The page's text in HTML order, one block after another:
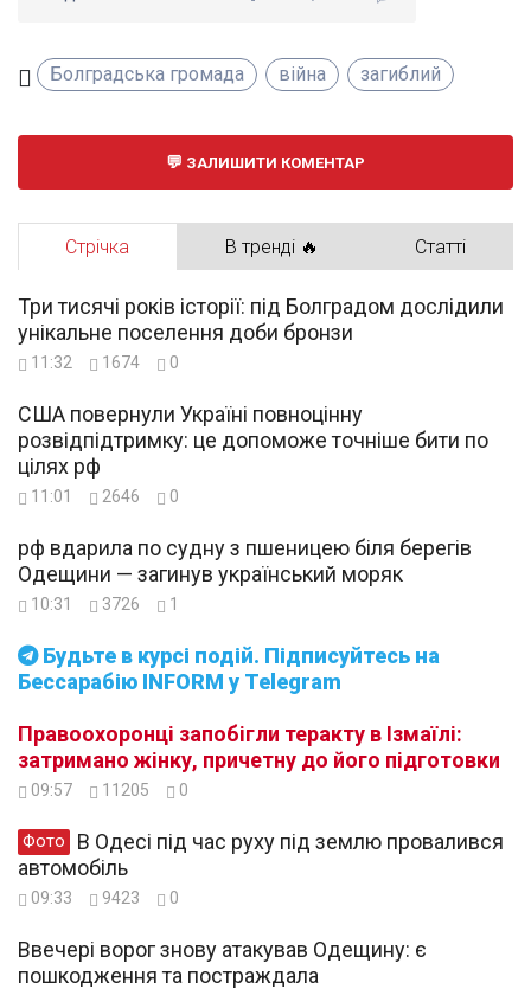
Болградська громада війна загиблий
ЗАЛИШИТИ КОМЕНТАР
Стрічка В тренді 🔥 Статті
Будьте в курсі подій. Підписуйтесь на
Бессарабію INFORM у Telegram
Три тисячі років історії: під Болградом дослідили
унікальне поселення доби бронзи
11:32 1674 0
США повернули Україні повноцінну
розвідпідтримку: це допоможе точніше бити по
цілях рф
11:01 2646 0
рф вдарила по судну з пшеницею біля берегів
Одещини — загинув український моряк
10:31 3726 1
Правоохоронці запобігли теракту в Ізмаїлі:
затримано жінку, причетну до його підготовки
09:57 11205 0
Фото
автомобіль
09:33 9423 0
Ввечері ворог знову атакував Одещину: є
пошкодження та постраждала